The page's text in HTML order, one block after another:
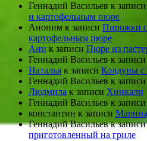
Геннадий Васильев к записи
и картофельным пюре
Аноним к записи Пирожки
картофельным пюре
Ани к записи Пюре из
Геннадий Васильев к записи
Наталья к записи Колдуны с
Геннадий Васильев к записи
Людмила к записи Хинкали
Геннадий Васильев к записи
константин к записи
Геннадий Васильевк
приготовленный на гриле